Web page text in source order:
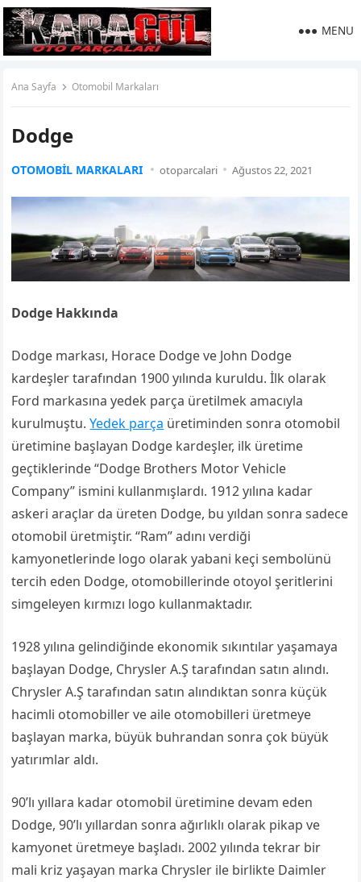
MENU
Ana Sayfa Otomobil Markaları
Dodge
OTOMOBIL MARKALARI otoparcalari Ağustos 22, 2021
Dodge Hakkında
Dodge markası, Horace Dodge ve John Dodge
kardeşler tarafından 1900 yılında kuruldu. İlk olarak
Ford markasına yedek parça üretilmek amacıyla
kurulmuştu.Yedek parça üretiminden sonra otomobil
üretimine başlayan Dodge kardeşler, ilk üretime
geçtiklerinde “Dodge Brothers Motor Vehicle
Company” ismini kullanmışlardı. 1912 yılına kadar
askeri araçlar da üreten Dodge, bu yıldan sonra sadece
otomobil üretmiştir. “Ram” adını verdiği
kamyonetlerinde logo olarak yabani keçi sembolünü
tercih eden Dodge, otomobillerinde otoyol şeritlerini
simgeleyen kırmızı logo kullanmaktadır.
1928 yılına gelindiğinde ekonomik sıkıntılar yaşamaya
başlayan Dodge, Chrysler A.Ş tarafından satın alındı.
Chrysler A.Ş tarafından satın alındıktan sonra küçük
hacimli otomobiller ve aile otomobilleri üretmeye
başlayan marka, büyük buhrandan sonra çok büyük
yatırımlar aldı.
90’lı yıllara kadar otomobil üretimine devam eden
Dodge, 90’lı yıllardan sonra ağırlıklı olarak pikap ve
kamyonet üretmeye başladı. 2002 yılında tekrar bir
mali kriz yaşayan marka Chrysler ile birlikte Daimler